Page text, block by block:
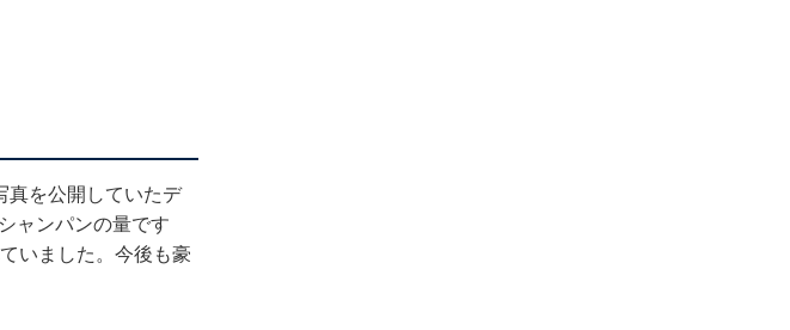
真を公開していたデ
ャンパンの量です
いました。今後も豪